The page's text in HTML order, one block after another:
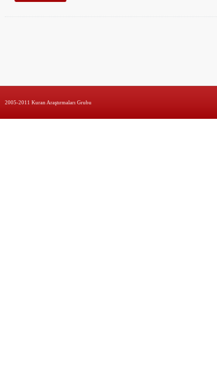
2005-2011 Kuran Araştırmaları Grubu